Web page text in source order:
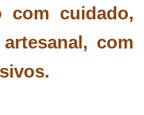
cuidado,
com